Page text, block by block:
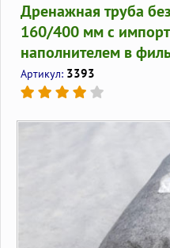
Дренажная труба
160/400 мм с
наполнителем в
Артикул: 3393